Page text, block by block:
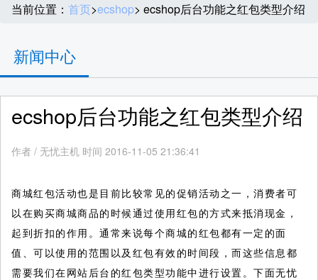
当前位置： 首页>ecshop> ecshop后台功能之红包类型介绍
新闻中心
ecshop后台功能之红包类型介绍
作者 / 无忧主机 时间 2016-11-05 21:36:41
商城红包活动也是目前比较常见的促销活动之一，消费者可
以在购买商城商品的时候通过使用红包的方式来抵消现金，
起到折扣的作用。通常来说每个商城的红包都有一定的面
值、可以使用的范围以及红包有效的时间段，而这些信息都
需要我们在网站后台的红包类型功能中进行设置。下面无忧